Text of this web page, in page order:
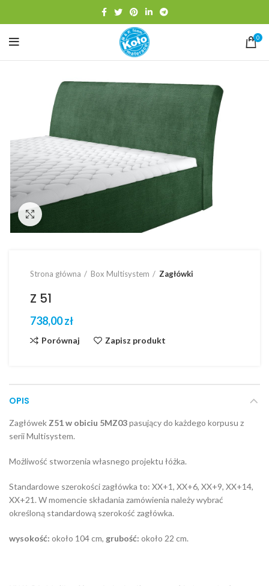
0
Strona główna Box Multisystem Zagłówki
Z 51
zł
Porównaj Zapisz produkt
OPIS
Zagłówek Z51 w obiciu 5MZ03pasujący do każdego korpusu z
serii Multisystem.
Możliwość stworzenia własnego projektu łóżka.
Standardowe szerokości zagłówka to: XX+1, XX+6, XX+9, XX+14,
XX+21. W momencie składania zamówienia należy wybrać
określoną standardową szerokość zagłówka.
wysokość: około 104 cm, grubość: około 22 cm.